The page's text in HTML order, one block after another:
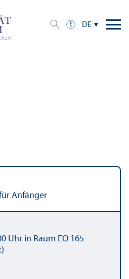
DE
Anfänger
Uhr in Raum EO 165